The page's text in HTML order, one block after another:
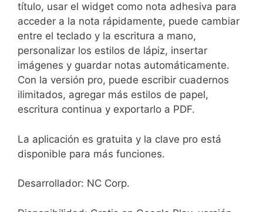
título, usar el widget como nota adhesiva para
acceder a la nota rápidamente, puede cambiar
entre el teclado y la escritura a mano,
personalizar los estilos de lápiz, insertar
imágenes y guardar notas automáticamente.
Con la versión pro, puede escribir cuadernos
ilimitados, agregar más estilos de papel,
escritura continua y exportarlo a PDF.
La aplicación es gratuita y la clave pro está
disponible para más funciones.
Desarrollador: NC Corp.